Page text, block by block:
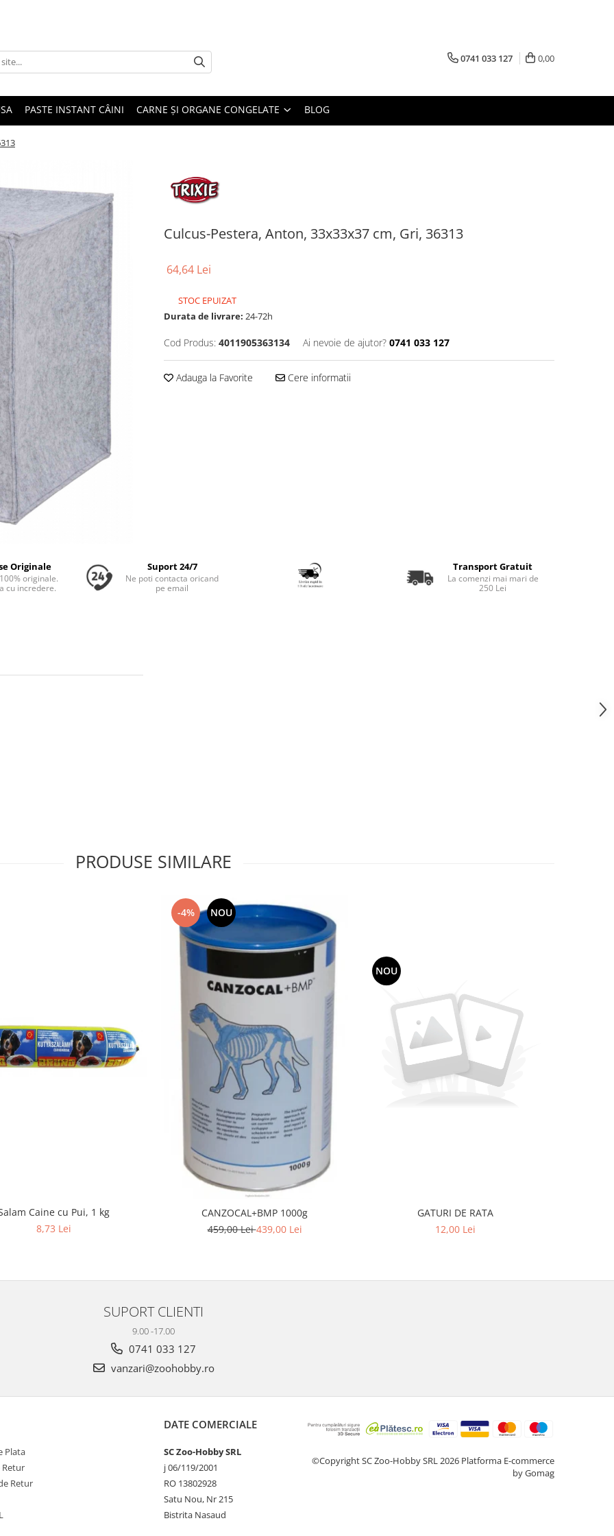
0741 033 127 0,00
PASTE INSTANT CÂINI CARNE ȘI ORGANE CONGELATE BLOG
Culcus-Pestera, Anton, 33x33x37 cm, Gri, 36313
64,64 Lei
STOC EPUIZAT
Durata de livrare: 24-72h
Cod Produs: 4011905363134 Ai nevoie de ajutor? 0741 033 127
Adauga la Favorite Cere informatii
Originale
originale.
cu incredere.
Suport 24/7
Ne poti contacta oricand
pe email
Transport Gratuit
La comenzi mai mari de
250 Lei
PRODUSE SIMILARE
Caine cu Pui, 1 kg
8,73 Lei
-4% NOU
CANZOCAL+BMP 1000g
459,00 Lei439,00 Lei
NOU
GATURI DE RATA
12,00 Lei
SUPORT CLIENTI
9.00 -17.00
0741 033 127
vanzari@zoohobby.ro
Plata
Retur
Retur
DATE COMERCIALE
SC Zoo-Hobby SRL
j 06/119/2001
RO 13802928
Satu Nou, Nr 215
Bistrita Nasaud
©Copyright SC Zoo-Hobby SRL 2026 Platforma E-commerce
by Gomag